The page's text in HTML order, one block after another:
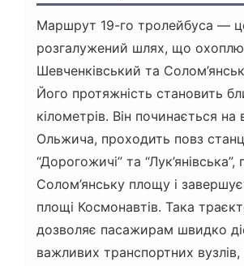
Маршрут 19-го тролейбуса —
розгалужений шлях, що
Шевченківський та
Його протяжність становить
кілометрів. Він починається на
Ольжича, проходить повз
“Дорогожичі” та
Солом’янську площу і
площі Космонавтів. Така
дозволяє пасажирам швидко
важливих транспортних